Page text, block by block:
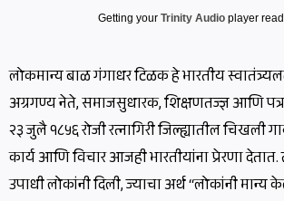
Getting yourTrinity Audio player
लोकमान्य बाळ गंगाधर टिळक हे भारतीय
अग्रगण्य नेते, समाजसुधारक, शिक्षणतज्ज्ञ आणि
२३ जुलै १८५६ रोजी रत्नागिरी जिल्ह्यातील चिखली
कार्य आणि विचार आजही भारतीयांना प्रेरणा देतात.
उपाधी लोकांनी दिली, ज्याचा अर्थ “लोकांनी